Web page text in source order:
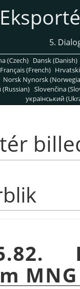
5.
(Czech) Dansk (Danish)
Français (French)
Norsk Nynorsk
(Russian) Slovenčina
український
MNG